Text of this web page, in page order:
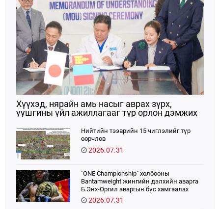
Хүүхэд, нярайн амь насыг аврах зүрх,
уушгины үйл ажиллагааг түр орлон дэмжих
Нийтийн тээврийн 15 чиглэлийг түр
өөрчлөв
2026.07.31
"ONE Championship" холбооны
Bantamweight жингийн дэлхийн аварга
Б.Энх-Оргил аваргын бүс хамгаалах
тулаанаа өнөөдөр хийнэ.
2026.07.31